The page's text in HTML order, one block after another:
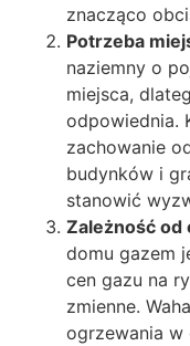
znacząco
Potrzeba
naziemny o
miejsca,
odpowiednia.
zachowanie
budynków i
stanowić
Zależność od
domu gazem
cen gazu na
zmienne.
ogrzewania w